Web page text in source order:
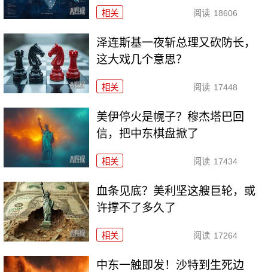
相关 阅读 18606
泽连斯基一夜斩总理又砍防长，
这大戏几个意思？
相关 阅读 17448
美伊停火是幌子？穆杰塔巴回
信，把中东棋盘掀了
相关 阅读 17434
血条见底？美利坚这艘巨轮，或
许撑不了多久了
相关 阅读 17264
中东一触即发！沙特到生死边